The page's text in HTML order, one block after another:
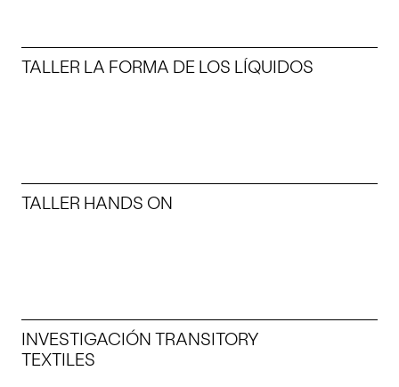
TALLER LA FORMA DE LOS LÍQUIDOS
TALLER HANDS ON
INVESTIGACIÓN TRANSITORY
TEXTILES